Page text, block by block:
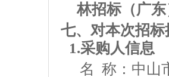
林招标（广
七、对本次招
1.采购人信息
名 称：中山